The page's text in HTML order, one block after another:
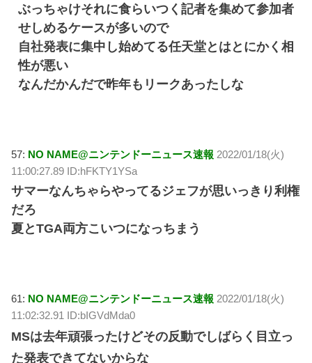
ぶっちゃけそれに食らいつく記者を集めて参加者
せしめるケースが多いので
自社発表に集中し始めてる任天堂とはとにかく相
性が悪い
なんだかんだで昨年もリークあったしな
57: NO NAME@ニンテンドーニュース速報 2022/01/18(火)
11:00:27.89 ID:hFKTY1YSa
サマーなんちゃらやってるジェフが思いっきり利権
だろ
夏とTGA両方こいつになっちまう
61: NO NAME@ニンテンドーニュース速報 2022/01/18(火)
11:02:32.91 ID:bIGVdMda0
MSは去年頑張ったけどその反動でしばらく目立っ
た発表できてないからな